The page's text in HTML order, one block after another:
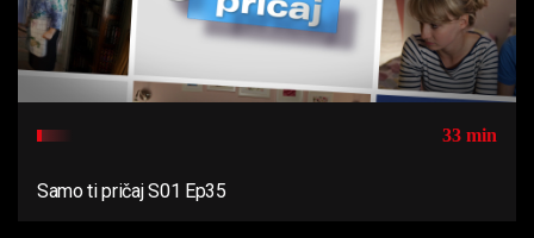
33 min
Samo ti pričaj S01 Ep35